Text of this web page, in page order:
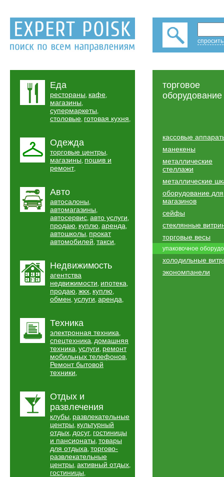
Еда
рестораны, кафе,
магазины,
супермаркеты,
столовые, готовая кухня,
Одежда
торговые центры,
магазины, пошив и
ремонт,
Авто
автосалоны,
автомагазины,
автосервис, авто услуги,
продаю, куплю, аренда,
автошколы, прокат
автомобилей, такси,
Недвижимость
агентства
недвижимости, ипотека,
продаю, жкх, куплю,
обмен, услуги, аренда,
Техника
электронная техника,
спецтехника, домашняя
техника, услуги, ремонт
мобильных телефонов,
Ремонт бытовой
техники,
Отдых и
развлечения
клубы, развлекательные
центры, культурный
отдых, досуг, гостиницы
и пансионаты, товары
для отдыха, торгово-
развлекательные
центры, активный отдых,
гостиницы,
торговое
оборудование
кассовые
манекены
металлические
стеллажи
металлические
оборудование для
магазинов
сейфы
стеклянные
торговые весы
упаковочное
холодильные
экономпанели